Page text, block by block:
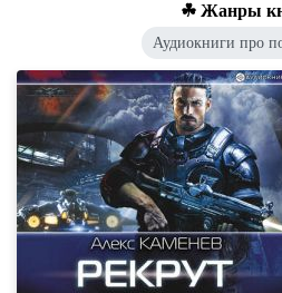
☘ Жанры
Аудиокниги про